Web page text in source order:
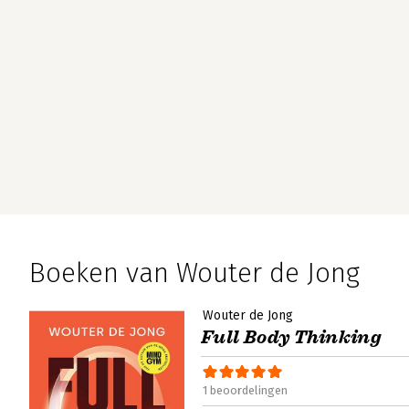
Boeken van Wouter de Jong
Wouter de Jong
Full Body Thinking
1 beoordelingen